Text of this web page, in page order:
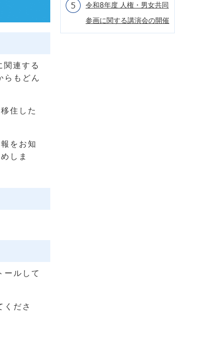
連する
らもどん
住した
をお知
しま
ールして
くださ
令和8年度 人権・男女共同
参画に関する講演会の開催